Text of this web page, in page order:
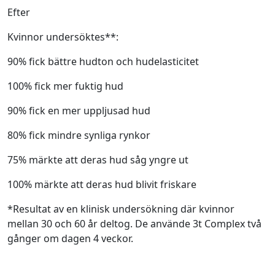
Efter
Kvinnor undersöktes**:
90% fick bättre hudton och hudelasticitet
100% fick mer fuktig hud
90% fick en mer uppljusad hud
80% fick mindre synliga rynkor
75% märkte att deras hud såg yngre ut
100% märkte att deras hud blivit friskare
*Resultat av en klinisk undersökning där kvinnor
mellan 30 och 60 år deltog. De använde 3t Complex två
gånger om dagen 4 veckor.